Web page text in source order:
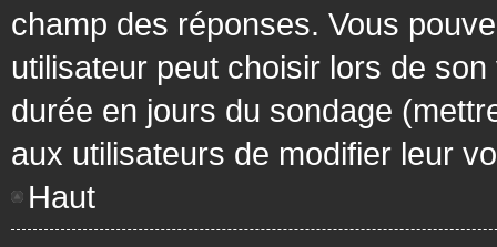
champ des réponses. Vous
utilisateur peut choisir lors de
durée en jours du sondage
aux utilisateurs de modifier leur
Haut